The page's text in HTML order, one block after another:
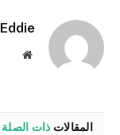
Eddie
موقع
المقالات ذات الصلة